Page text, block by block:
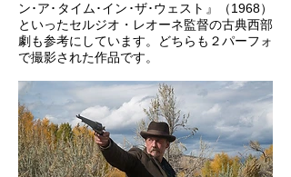
ン･ア･タイム･イン･ザ･ウェスト』（1968）
といったセルジオ・レオーネ監督の古典西部
劇も参考にしています。どちらも２パーフォ
で撮影された作品です。